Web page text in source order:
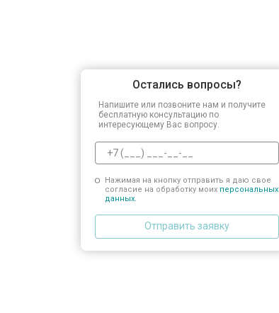
Остались вопросы?
Напишите или позвоните нам и получите
бесплатную консультацию по
интересующему Вас вопросу.
Нажимая на кнопку отправить я даю свое
согласие на обработку моих персональных
данных.
Отправить заявку